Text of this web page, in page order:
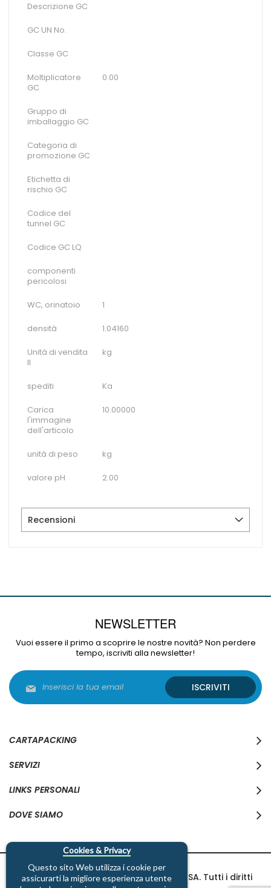
Cookies & Privacy
Questo sito Web utilizza i cookie per
assicurarti la migliore esperienza utente
Descrizione GC
GC UN No.
Classe GC
Moltiplicatore
GC
0.00
Gruppo di
imballaggio GC
Categoria di
promozione GC
Etichetta di
rischio GC
Codice del
tunnel GC
Codice GC LQ
componenti
pericolosi
WC, orinatoio 1
densità 1.04160
Unità di vendita
II
kg
spediti Ka
Carica
l'immagine
dell'articolo
10.00000
unità di peso kg
valore pH 2.00
Recensioni
NEWSLETTER
Vuoi essere il primo a scoprire le nostre novità? Non perdere
tempo, iscriviti alla newsletter!
alla
nostra
ISCRIVITI
CARTAPACKING
SERVIZI
LINKS PERSONALI
DOVE SIAMO
Copyright © 1997-2026 Cartapacking SA. Tutti i diritti